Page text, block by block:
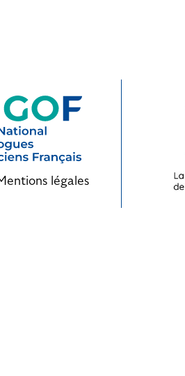
légales